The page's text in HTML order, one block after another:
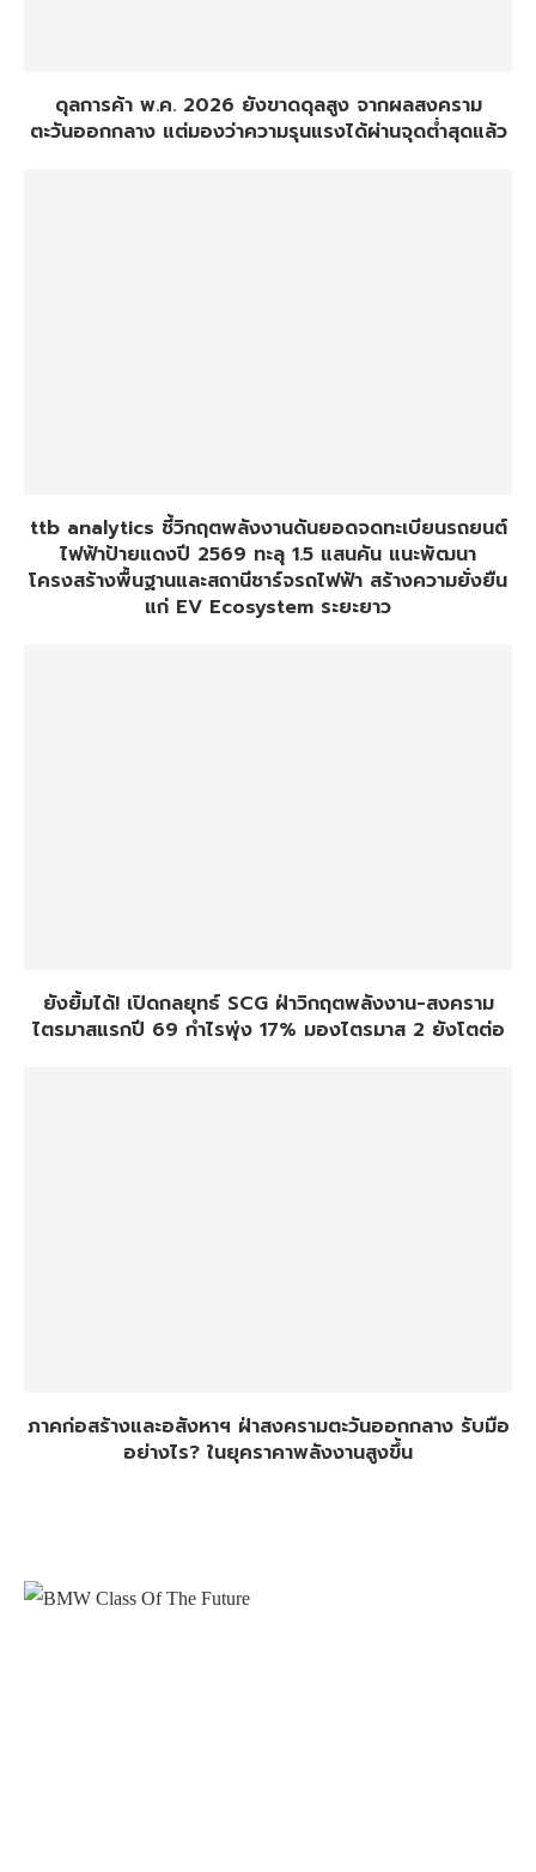
ดุลการค้า พ.ค. 2026 ยังขาดดุลสูง จากผลสงคราม
ตะวันออกกลาง แต่มองว่าความรุนแรงได้ผ่านจุดต่ำสุดแล้ว
ttb analytics ชี้วิกฤตพลังงานดันยอดจดทะเบียนรถยนต์
ไฟฟ้าป้ายแดงปี 2569 ทะลุ 1.5 แสนคัน แนะพัฒนา
โครงสร้างพื้นฐานและสถานีชาร์จรถไฟฟ้า สร้างความยั่งยืน
แก่ EV Ecosystem ระยะยาว
ยังยิ้มได้! เปิดกลยุทธ์ SCG ฝ่าวิกฤตพลังงาน-สงคราม
ไตรมาสแรกปี 69 กำไรพุ่ง 17% มองไตรมาส 2 ยังโตต่อ
ภาคก่อสร้างและอสังหาฯ ฝ่าสงครามตะวันออกกลาง รับมือ
อย่างไร? ในยุคราคาพลังงานสูงขึ้น